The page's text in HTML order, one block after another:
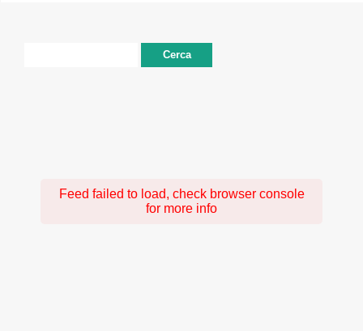
Feed failed to load, check browser console
for more info